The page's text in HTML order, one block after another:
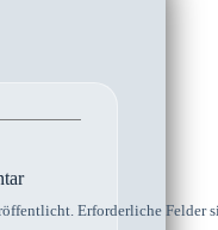
Erforderliche Felder